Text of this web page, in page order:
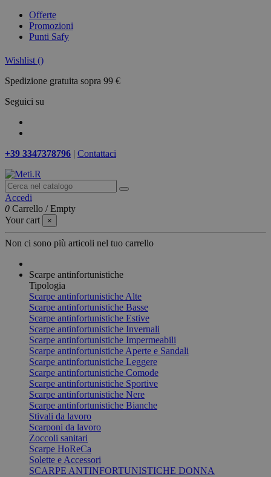
Offerte
Promozioni
Punti Safy
Wishlist ()
Spedizione gratuita sopra 99 €
Seguici su
+39 3347378796 | Contattaci
Accedi
0 Carrello /Empty
Your cart
×
Non ci sono più articoli nel tuo carrello
Scarpe antinfortunistiche
Tipologia
Scarpe antinfortunistiche Alte
Scarpe antinfortunistiche Basse
Scarpe antinfortunistiche Estive
Scarpe antinfortunistiche Invernali
Scarpe antinfortunistiche Impermeabili
Scarpe antinfortunistiche Aperte e Sandali
Scarpe antinfortunistiche Leggere
Scarpe antinfortunistiche Comode
Scarpe antinfortunistiche Sportive
Scarpe antinfortunistiche Nere
Scarpe antinfortunistiche Bianche
Stivali da lavoro
Scarponi da lavoro
Zoccoli sanitari
Scarpe HoReCa
Solette e Accessori
SCARPE ANTINFORTUNISTICHE DONNA